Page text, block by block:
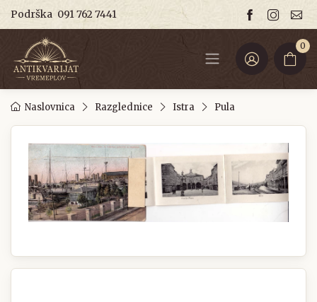
Podrška 091 762 7441
0
Naslovnica Razglednice Istra Pula